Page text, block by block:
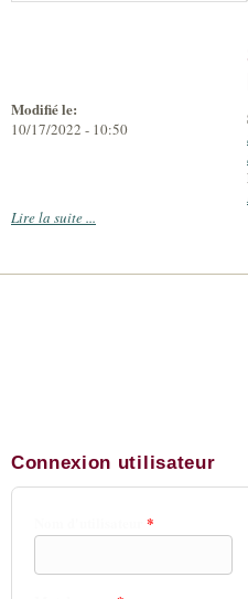
Modifié le:
10/17/2022 - 10:50
Lire la suite ...
Connexion utilisateur
*